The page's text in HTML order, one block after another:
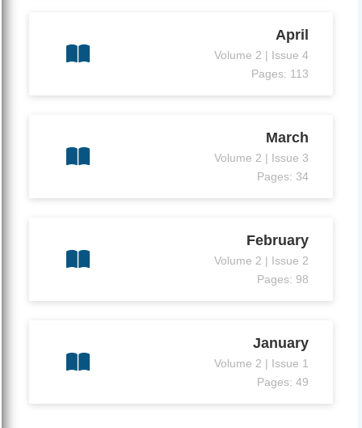
April
Volume 2 | Issue 4
Pages: 113
March
Volume 2 | Issue 3
Pages: 34
February
Volume 2 | Issue 2
Pages: 98
January
Volume 2 | Issue 1
Pages: 49